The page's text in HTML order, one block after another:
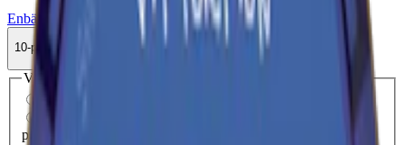
Enbär
Mild Mini SnusVit Portion
10-pack
Välj antal dosor
pack